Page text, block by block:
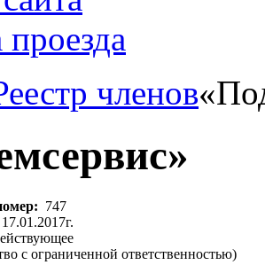
членов
747
17.01.2017г.
с ограниченной ответственностью)